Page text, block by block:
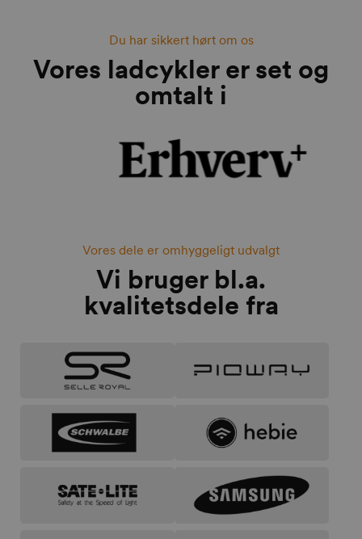
Du har sikkert hørt om os
Vores ladcykler er set og
omtalt i
Vores dele er omhyggeligt udvalgt
Vi bruger bl.a.
kvalitetsdele fra